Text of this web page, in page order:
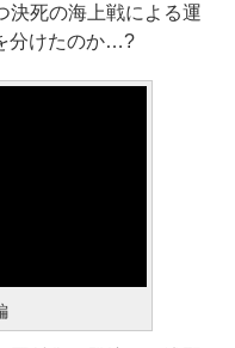
決死の海上戦による運
分けたのか…?